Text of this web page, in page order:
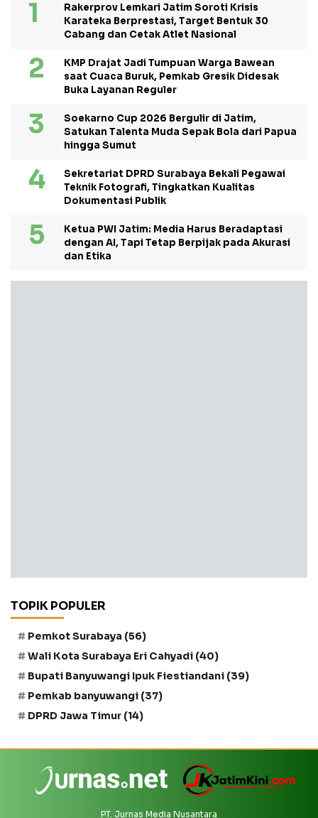
Rakerprov Lemkari Jatim Soroti Krisis
Karateka Berprestasi, Target Bentuk 30
Cabang dan Cetak Atlet Nasional
KMP Drajat Jadi Tumpuan Warga Bawean
saat Cuaca Buruk, Pemkab Gresik Didesak
Buka Layanan Reguler
Soekarno Cup 2026 Bergulir di Jatim,
Satukan Talenta Muda Sepak Bola dari Papua
hingga Sumut
Sekretariat DPRD Surabaya Bekali Pegawai
Teknik Fotografi, Tingkatkan Kualitas
Dokumentasi Publik
Ketua PWI Jatim: Media Harus Beradaptasi
dengan AI, Tapi Tetap Berpijak pada Akurasi
dan Etika
TOPIK POPULER
Pemkot Surabaya (56)
Wali Kota Surabaya Eri Cahyadi (40)
Bupati Banyuwangi Ipuk Fiestiandani (39)
Pemkab banyuwangi (37)
DPRD Jawa Timur (14)
PT. Jurnas Media Nusantara